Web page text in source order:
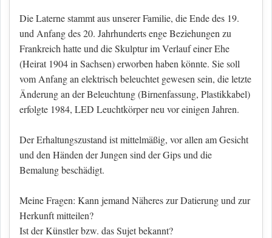
Die Laterne stammt aus unserer Familie, die Ende des 19.
und Anfang des 20. Jahrhunderts enge Beziehungen zu
Frankreich hatte und die Skulptur im Verlauf einer Ehe
(Heirat 1904 in Sachsen) erworben haben könnte. Sie soll
vom Anfang an elektrisch beleuchtet gewesen sein, die letzte
Änderung an der Beleuchtung (Birnenfassung, Plastikkabel)
erfolgte 1984, LED Leuchtkörper neu vor einigen Jahren.
Der Erhaltungszustand ist mittelmäßig, vor allen am Gesicht
und den Händen der Jungen sind der Gips und die
Bemalung beschädigt.
Meine Fragen: Kann jemand Näheres zur Datierung und zur
Herkunft mitteilen?
Ist der Künstler bzw. das Sujet bekannt?